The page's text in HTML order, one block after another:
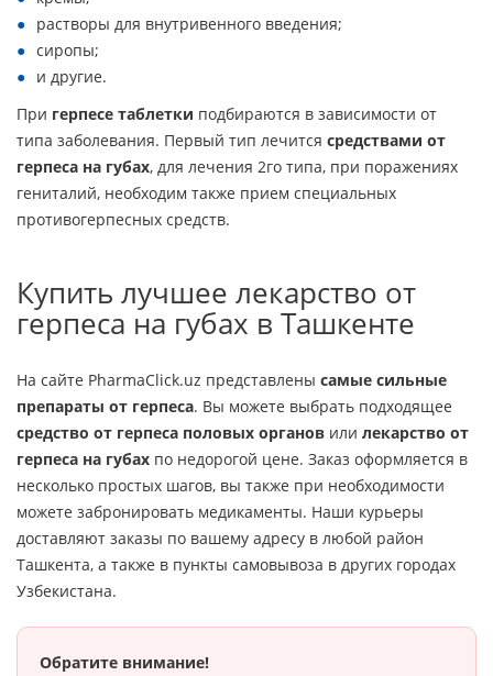
растворы для внутривенного введения;
сиропы;
и другие.
При герпесе таблетки подбираются в зависимости от
типа заболевания. Первый тип лечится средствами от
герпеса на губах, для лечения 2го типа, при поражениях
гениталий, необходим также прием специальных
противогерпесных средств.
Купить лучшее лекарство от
герпеса на губах в Ташкенте
На сайте PharmaClick.uz представлены самые сильные
препараты от герпеса. Вы можете выбрать подходящее
средство от герпеса половых органов или лекарство от
герпеса на губах по недорогой цене. Заказ оформляется в
несколько простых шагов, вы также при необходимости
можете забронировать медикаменты. Наши курьеры
доставляют заказы по вашему адресу в любой район
Ташкента, а также в пункты самовывоза в других городах
Узбекистана.
Обратите внимание!